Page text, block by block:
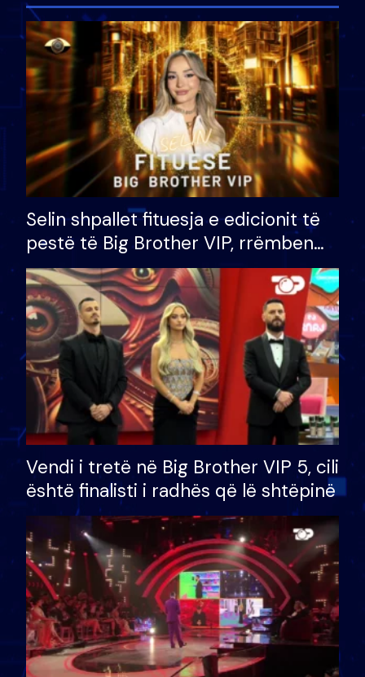
Selin shpallet fituesja e edicionit të
pestë të Big Brother VIP, rrëmben
çmimin e madh prej 100 mijë eurosh
Vendi i tretë në Big Brother VIP 5, cili
është finalisti i radhës që lë shtëpinë